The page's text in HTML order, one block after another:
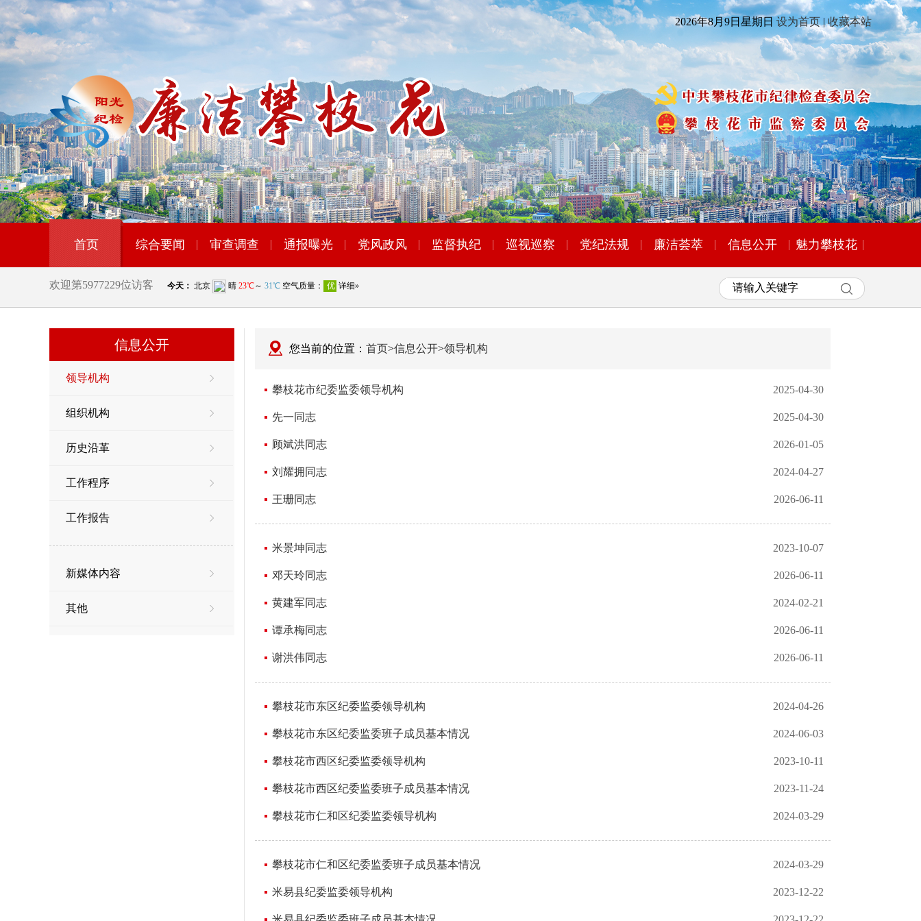
2026年8月9日星期日 设为首页 |收藏本站
首页 综合要闻 审查调查 通报曝光 党风政风 监督执纪 巡视巡察 党纪法规 廉洁荟萃 信息公开 魅力攀枝花
欢迎第5977229位访客
信息公开
领导机构
组织机构
历史沿革
工作程序
工作报告
新媒体内容
其他
您当前的位置： 首页>信息公开>领导机构
攀枝花市纪委监委领导机构 2025-04-30
先一同志 2025-04-30
顾斌洪同志 2026-01-05
刘耀拥同志 2024-04-27
王珊同志 2026-06-11
米景坤同志 2023-10-07
邓天玲同志 2026-06-11
黄建军同志 2024-02-21
谭承梅同志 2026-06-11
谢洪伟同志 2026-06-11
攀枝花市东区纪委监委领导机构 2024-04-26
攀枝花市东区纪委监委班子成员基本情况 2024-06-03
攀枝花市西区纪委监委领导机构 2023-10-11
攀枝花市西区纪委监委班子成员基本情况 2023-11-24
攀枝花市仁和区纪委监委领导机构 2024-03-29
攀枝花市仁和区纪委监委班子成员基本情况 2024-03-29
米易县纪委监委领导机构 2023-12-22